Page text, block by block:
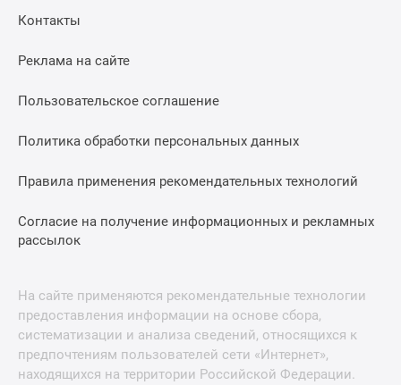
Rutube
дома
Москве
реновации
Москве
премиум-
класса
бизнес-
класса
Рассрочка
Траншевая
ипотека
Контакты
Реклама на сайте
Пользовательское соглашение
Политика обработки персональных данных
Правила применения рекомендательных технологий
Согласие на получение информационных и рекламных
рассылок
На сайте применяются рекомендательные технологии
предоставления информации на основе сбора,
систематизации и анализа сведений, относящихся к
предпочтениям пользователей сети «Интернет»,
находящихся на территории Российской Федерации.